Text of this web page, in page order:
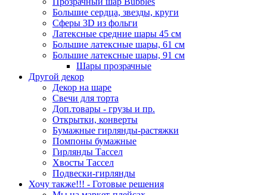
Большие сердца, звезды, круги
Сферы 3D из фольги
Латексные средние шары 45 см
Большие латексные шары, 61 см
Большие латексные шары, 91 см
Шары прозрачные
Другой декор
Декор на шаре
Свечи для торта
Доп.товары - грузы и пр.
Открытки, конверты
Бумажные гирлянды-растяжки
Помпоны бумажные
Гирлянды Тассел
Хвосты Тассел
Подвески-гирлянды
Хочу также!!! - Готовые решения